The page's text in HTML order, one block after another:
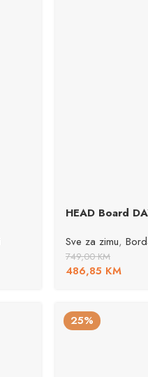
HEAD Board
Sve za zimu,
749,00KM
486,85 KM
25%